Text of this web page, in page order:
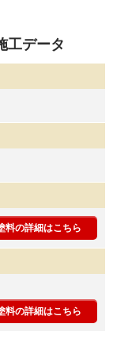
工データ
料の詳細はこちら
料の詳細はこちら